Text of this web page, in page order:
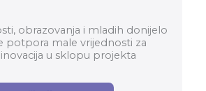
obrazovanja i mladih donijelo
potpora male vrijednosti za
u sklopu projekta